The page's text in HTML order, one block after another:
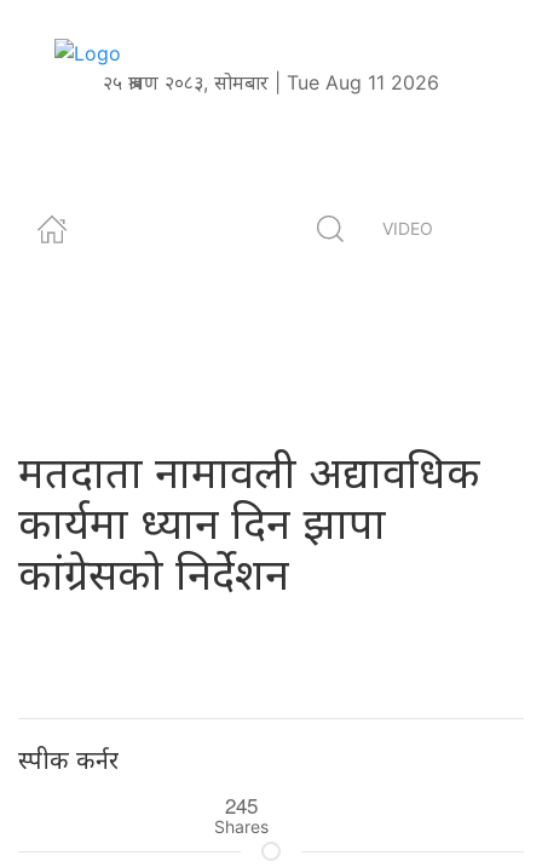
२५ श्रावण २०८३, सोमबार | Tue Aug 11 2026
VIDEO
मतदाता नामावली अद्यावधिक
कार्यमा ध्यान दिन झापा
कांग्रेसको निर्देशन
स्पीक कर्नर
245
Shares